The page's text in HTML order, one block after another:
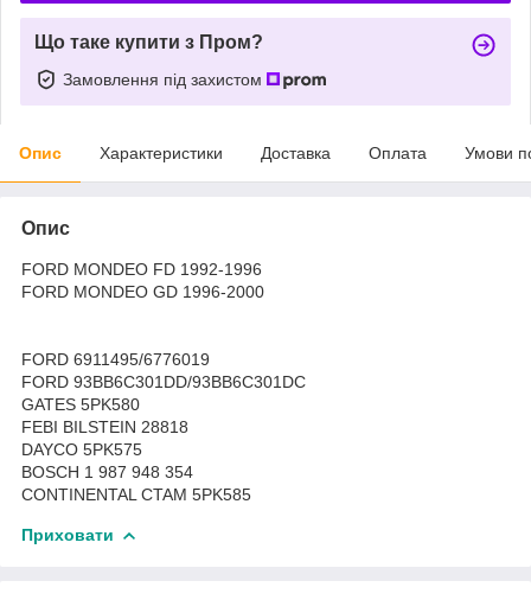
Що таке купити з Пром?
Замовлення під захистом
Опис Характеристики Доставка Оплата Умови
Опис
FORD MONDEO FD 1992-1996
FORD MONDEO GD 1996-2000
FORD 6911495/6776019
FORD 93BB6C301DD/93BB6C301DC
GATES 5PK580
FEBI BILSTEIN 28818
DAYCO 5PK575
BOSCH 1 987 948 354
CONTINENTAL CTAM 5PK585
Приховати